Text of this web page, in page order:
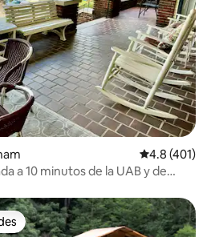
Calificación
4.8 (401)
a 10 minutos de la UAB y de